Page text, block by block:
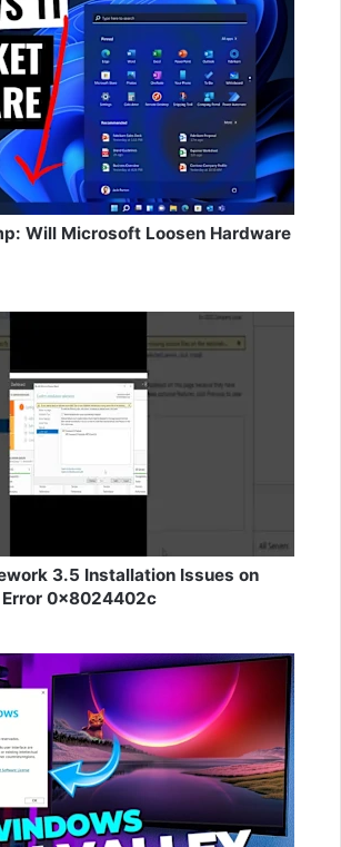
Will Microsoft Loosen Hardware
3.5 Installation Issues on
0x8024402c